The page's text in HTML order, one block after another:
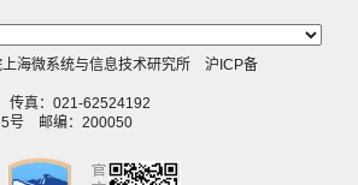
海微系统与信息技术研究所 沪ICP备
真：021-62524192
号 邮编：200050